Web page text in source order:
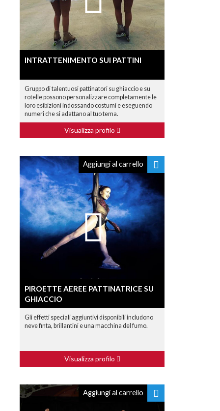
INTRATTENIMENTO SUI PATTINI
Gruppo di talentuosi pattinatori su ghiaccio e su
rotelle possono personalizzare completamente le
loro esibizioni indossando costumi e eseguendo
numeri che si adattano al tuo tema.
Visualizza profilo
Aggiungi al carrello
PIROETTE AEREE PATTINATRICE SU
GHIACCIO
Gli effetti speciali aggiuntivi disponibili includono
neve finta, brillantini e una macchina del fumo.
Visualizza profilo
Aggiungi al carrello